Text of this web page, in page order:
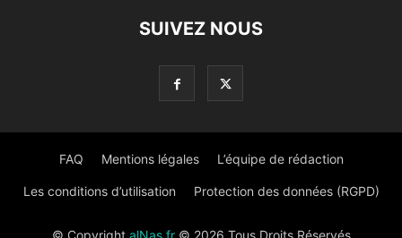
SUIVEZ NOUS
FAQ Mentions légales L’équipe de rédaction
Les conditions d’utilisation Protection des données (RGPD)